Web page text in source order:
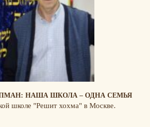
НАША ШКОЛА – ОДНА СЕМЬЯ
школе "Решит хохма" в Москве.